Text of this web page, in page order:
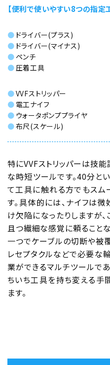
【便利で使いやすい8つの指定
ドライバー(プラス)
ドライバー(マイナス)
ペンチ
圧着工具
VVFストリッパー
電工ナイフ
ウォータポンププライヤ
布尺(スケール)
特にVVFストリッパーは技
な時短ツールです。40分と
て工具に触れる方でもス
す。具体的には、ナイフは
け欠陥になったりしますが
且つ繊細な感覚に頼ること
一つでケーブルの切断や被
レセプタクルなどで必要な
業ができるマルチツールで
ちいち工具を持ち変える
ます。